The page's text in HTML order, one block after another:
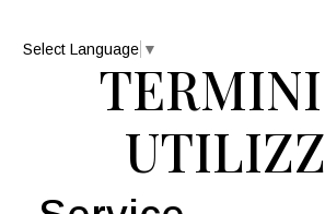
Select Language ▼